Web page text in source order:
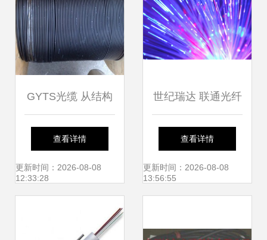
GYTS光缆 从结构
特点到挂缆方法的
全面解析
查看详情
更新时间：2026-08-08
12:33:28
世纪瑞达 联通光纤
集采量价齐升，行
业景气信号显现
查看详情
更新时间：2026-08-08
13:56:55